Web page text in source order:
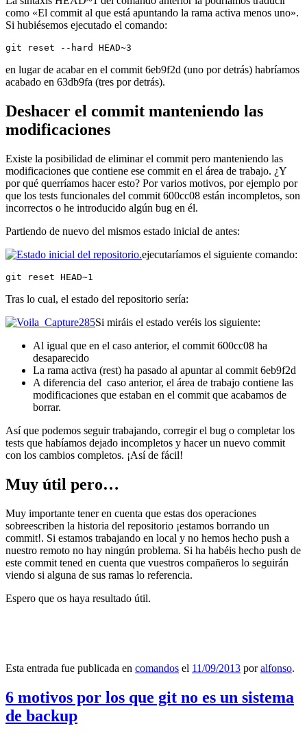
como «El commit al que está apuntando la rama activa menos uno».
Si hubiésemos ejecutado el comando:
git reset --hard HEAD~3
en lugar de acabar en el commit 6eb9f2d (uno por detrás) habríamos
acabado en 63db9fa (tres por detrás).
Deshacer el commit manteniendo las
modificaciones
Existe la posibilidad de eliminar el commit pero manteniendo las
modificaciones que contiene ese commit en el área de trabajo. ¿Y
por qué querríamos hacer esto? Por varios motivos, por ejemplo por
que los tests funcionales del commit 600cc08 están incompletos, son
incorrectos o he introducido algún bug en él.
Partiendo de nuevo del mismos estado inicial de antes:
ejecutaríamos el siguiente comando:
git reset HEAD~1
Tras lo cual, el estado del repositorio sería:
Si miráis el estado veréis los siguiente:
Al igual que en el caso anterior, el commit 600cc08 ha
desaparecido
La rama activa (rest) ha pasado al apuntar al commit 6eb9f2d
A diferencia del caso anterior, el área de trabajo contiene las
modificaciones que estaban en el commit que acabamos de
borrar.
Así que podemos seguir trabajando, corregir el bug o completar los
tests que habíamos dejado incompletos y hacer un nuevo commit
con los cambios completos. ¡Así de fácil!
Muy útil pero…
Muy importante tener en cuenta que estas dos operaciones
sobreescriben la historia del repositorio ¡estamos borrando un
commit!. Si estamos trabajando en local y no hemos hecho push a
nuestro remoto no hay ningún problema. Si ha habéis hecho push de
este commit tened en cuenta que vuestros compañeros lo seguirán
viendo si alguna de sus ramas lo referencia.
Espero que os haya resultado útil.
Esta entrada fue publicada en comandos el 11/09/2013 poralfonso.
6 motivos por los que git no es un sistema
de backup